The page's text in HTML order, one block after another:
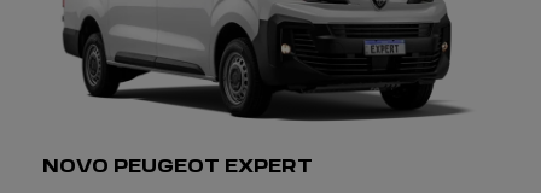
NOVO PEUGEOT EXPERT